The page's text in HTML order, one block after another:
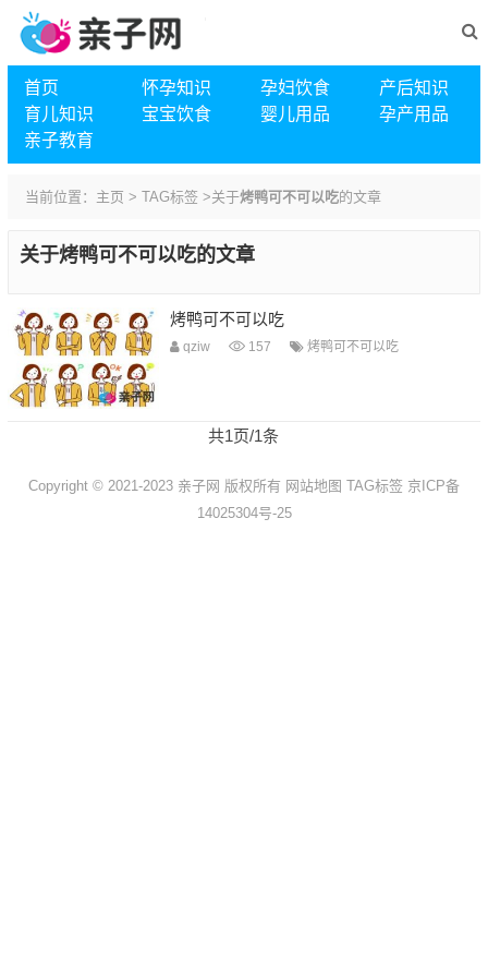
首页 怀孕知识 孕妇饮食
产后知识
育儿知识
宝宝饮食 婴儿用品
孕产用品
亲子教育
当前位置： 主页 > TAG标签 >关于烤鸭可不可以吃的文章
关于烤鸭可不可以吃的文章
烤鸭可不可以吃
qziw 157 烤鸭可不可以吃
共1页/1条
Copyright © 2021-2023 亲子网 版权所有 网站地图 TAG标签 京ICP备
14025304号-25